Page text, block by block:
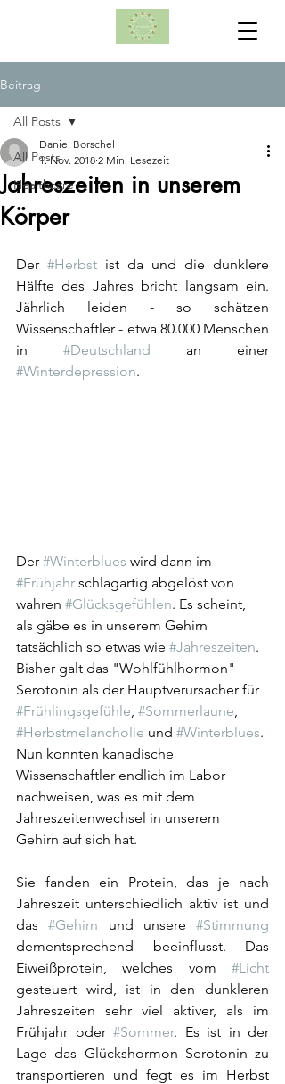
Beitrag
All Posts
Healthcare
All Posts
Jahreszeiten in unserem
Körper
Daniel Borschel
1. Nov. 2018 2 Min. Lesezeit
Der #Herbst ist da und die dunklere
Hälfte des Jahres bricht langsam ein.
Jährlich leiden - so schätzen
Wissenschaftler - etwa 80.000 Menschen
in #Deutschland
#Winterdepression.
Der #Winterblues wird dann im
#Frühjahr schlagartig abgelöst von
wahren #Glücksgefühlen. Es scheint,
als gäbe es in unserem Gehirn
tatsächlich so etwas wie #Jahreszeiten.
Bisher galt das "Wohlfühlhormon"
Serotonin als der Hauptverursacher für
#Frühlingsgefühle #Sommerlaune
#Herbstmelancholie und #Winterblues.
Nun konnten kanadische
Wissenschaftler endlich im Labor
nachweisen, was es mit dem
Jahreszeitenwechsel in unserem
Gehirn auf sich hat.
Sie fanden ein Protein, das je nach
Jahreszeit unterschiedlich aktiv ist und
das #Gehirn und unsere #Stimmung
dementsprechend beeinflusst. Das
Eiweißprotein, welches vom #Licht
gesteuert wird, ist in den dunkleren
Jahreszeiten sehr viel aktiver, als im
Frühjahr oder #Sommer. Es ist in der
Lage das Glückshormon Serotonin zu
transportieren und fegt es im Herbst